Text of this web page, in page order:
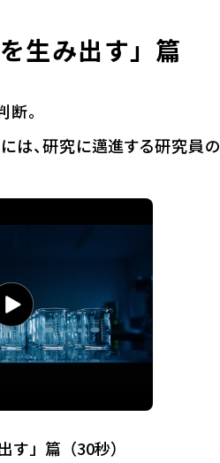
生み出す」篇
断。
は、研究に邁進する研究員
す」篇（30秒）